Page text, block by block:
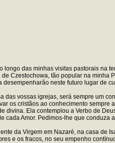
longo das minhas visitas pastorais na
Czestochowa, tão popular na
neste futuro lugar de
das vossas igrejas, será sempre um
os cristãos ao conhecimento
divina. Ela contemplou a Verbo de
cada Amor. Pedimos-lhe que
da Virgem em Nazaré, na casa de
e os fracos, no seu empenho